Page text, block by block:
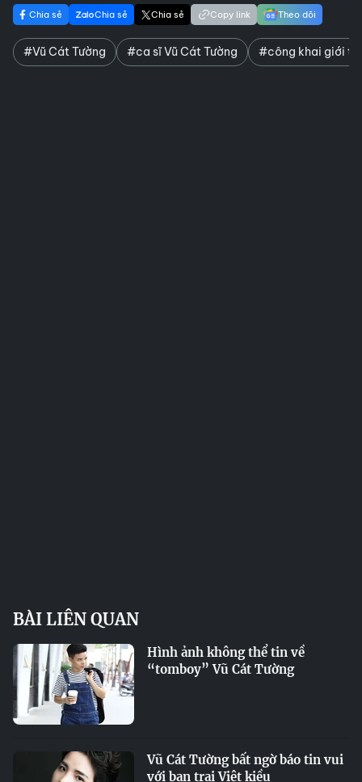
Chia sẻ Chia sẻ Chia sẻ Copy link Theo dõi
#Vũ Cát Tường #ca sĩ Vũ Cát Tường #công khai giới
BÀI LIÊN QUAN
Hình ảnh không thể tin về
“tomboy” Vũ Cát Tường
Vũ Cát Tường bất ngờ báo tin vui
với bạn trai Việt kiều